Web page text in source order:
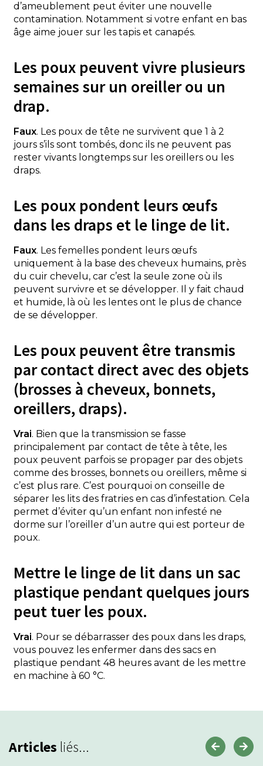
d’ameublement peut éviter une nouvelle
contamination. Notamment si votre enfant en bas
âge aime jouer sur les tapis et canapés.
Les poux peuvent vivre plusieurs
semaines sur un oreiller ou un
drap.
Faux. Les poux de tête ne survivent que 1 à 2
jours s’ils sont tombés, donc ils ne peuvent pas
rester vivants longtemps sur les oreillers ou les
draps.
Les poux pondent leurs œufs
dans les draps et le linge de lit.
Faux. Les femelles pondent leurs œufs
uniquement à la base des cheveux humains, près
du cuir chevelu, car c’est la seule zone où ils
peuvent survivre et se développer. Il y fait chaud
et humide, là où les lentes ont le plus de chance
de se développer.
Les poux peuvent être transmis
par contact direct avec des objets
(brosses à cheveux, bonnets,
oreillers, draps).
Vrai. Bien que la transmission se fasse
principalement par contact de tête à tête, les
poux peuvent parfois se propager par des objets
comme des brosses, bonnets ou oreillers, même si
c’est plus rare. C’est pourquoi on conseille de
séparer les lits des fratries en cas d’infestation. Cela
permet d’éviter qu’un enfant non infesté ne
dorme sur l’oreiller d’un autre qui est porteur de
poux.
Mettre le linge de lit dans un sac
plastique pendant quelques jours
peut tuer les poux.
Vrai. Pour se débarrasser des poux dans les draps,
vous pouvez les enfermer dans des sacs en
plastique pendant 48 heures avant de les mettre
en machine à 60 °C.
Articles liés...